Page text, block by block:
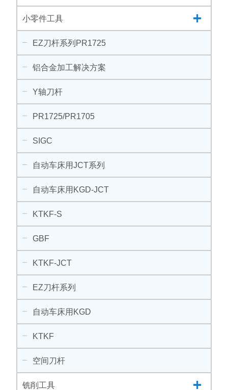
小零件工具
EZ刀杆系列PR1725
铝合金加工解决方案
Y轴刀杆
PR1725/PR1705
SIGC
自动车床用JCT系列
自动车床用KGD-JCT
KTKF-S
GBF
KTKF-JCT
EZ刀杆系列
自动车床用KGD
KTKF
空间刀杆
铣削工具